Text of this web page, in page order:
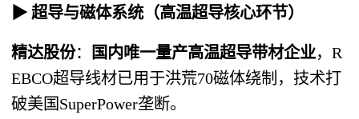
▶ 超导与磁体系统（高温超导核心环节）
精达股份： 国内唯一量产高温超导带材企业，R
EBCO超导线材已用于洪荒70磁体绕制，技术打
破美国SuperPower垄断。